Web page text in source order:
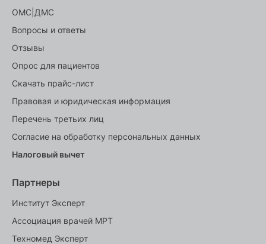
ОМС|ДМС
Вопросы и ответы
Отзывы
Опрос для пациентов
Скачать прайс-лист
Правовая и юридическая информация
Перечень третьих лиц
Согласие на обработку персональных данных
Налоговый вычет
Партнеры
Институт Эксперт
Ассоциация врачей МРТ
Техномед Эксперт